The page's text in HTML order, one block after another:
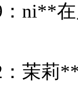
ni**
茉莉